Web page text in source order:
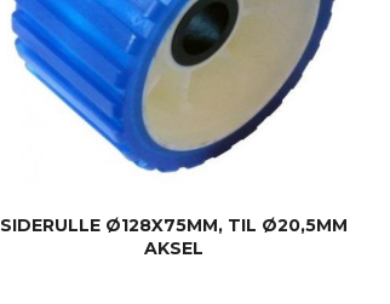
SIDERULLE Ø128X75MM, TIL Ø20,5MM
AKSEL